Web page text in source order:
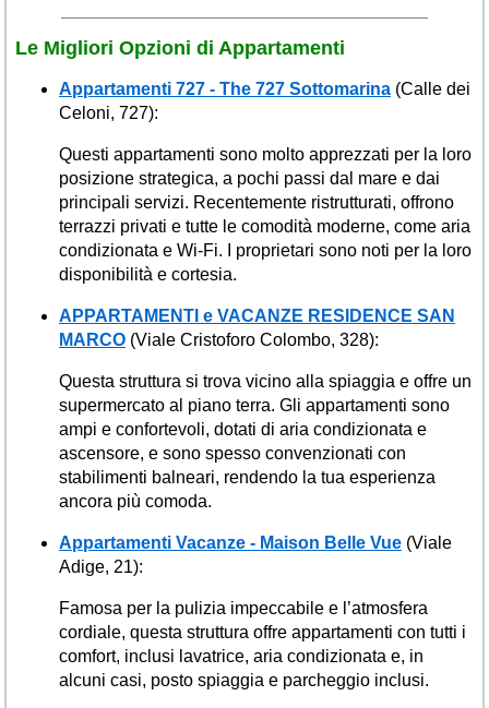
Le Migliori Opzioni di Appartamenti
Appartamenti 727 - The 727 Sottomarina (Calle dei
Celoni, 727):
Questi appartamenti sono molto apprezzati per la loro
posizione strategica, a pochi passi dal mare e dai
principali servizi. Recentemente ristrutturati, offrono
terrazzi privati e tutte le comodità moderne, come aria
condizionata e Wi-Fi. I proprietari sono noti per la loro
disponibilità e cortesia.
APPARTAMENTI e VACANZE RESIDENCE SAN
MARCO (Viale Cristoforo Colombo, 328):
Questa struttura si trova vicino alla spiaggia e offre un
supermercato al piano terra. Gli appartamenti sono
ampi e confortevoli, dotati di aria condizionata e
ascensore, e sono spesso convenzionati con
stabilimenti balneari, rendendo la tua esperienza
ancora più comoda.
Appartamenti Vacanze - Maison Belle Vue (Viale
Adige, 21):
Famosa per la pulizia impeccabile e l’atmosfera
cordiale, questa struttura offre appartamenti con tutti i
comfort, inclusi lavatrice, aria condizionata e, in
alcuni casi, posto spiaggia e parcheggio inclusi.